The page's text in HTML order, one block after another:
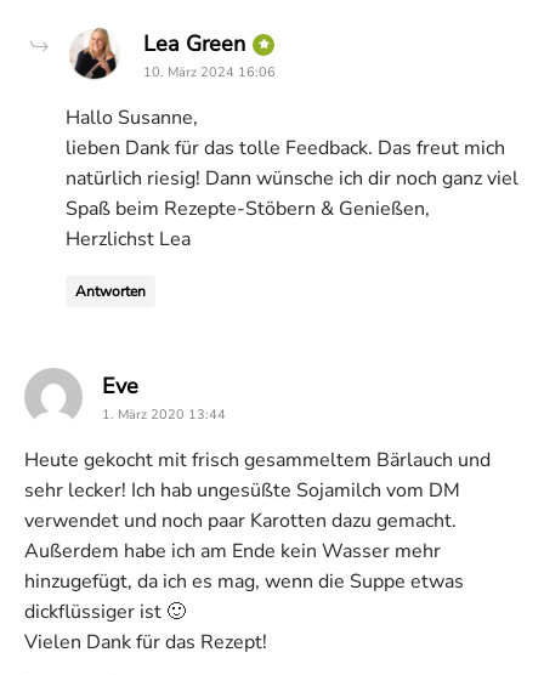
Lea Green says:
10. März 2024 16:06
Hallo Susanne,
lieben Dank für das tolle Feedback. Das freut mich
natürlich riesig! Dann wünsche ich dir noch ganz viel
Spaß beim Rezepte-Stöbern & Genießen,
Herzlichst Lea
Antworten
Evesays:
1. März 2020 13:44
Heute gekocht mit frisch gesammeltem Bärlauch und
sehr lecker! Ich hab ungesüßte Sojamilch vom DM
verwendet und noch paar Karotten dazu gemacht.
Außerdem habe ich am Ende kein Wasser mehr
hinzugefügt, da ich es mag, wenn die Suppe etwas
dickflüssiger ist 🙂
Vielen Dank für das Rezept!